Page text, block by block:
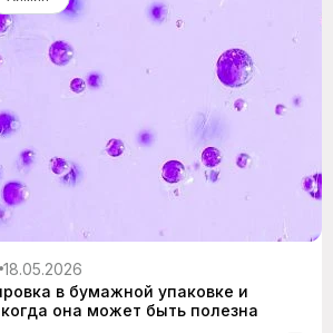
18.05.2026
в бумажной упаковке и
она может быть полезна